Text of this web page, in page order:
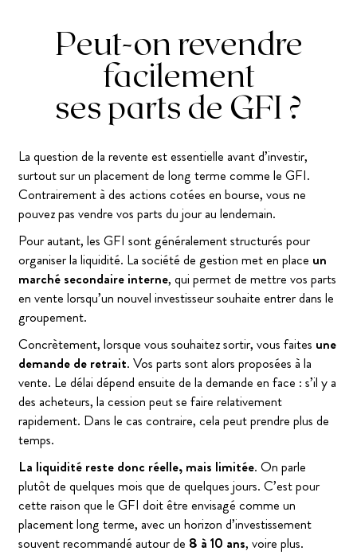
Peut-on revendre
facilement
ses parts de GFI ?
La question de la revente est essentielle avant d’investir,
surtout sur un placement de long terme comme le GFI.
Contrairement à des actions cotées en bourse, vous ne
pouvez pas vendre vos parts du jour au lendemain.
Pour autant, les GFI sont généralement structurés pour
organiser la liquidité. La société de gestion met en place un
marché secondaire interne, qui permet de mettre vos parts
en vente lorsqu’un nouvel investisseur souhaite entrer dans le
groupement.
Concrètement, lorsque vous souhaitez sortir, vous faites une
demande de retrait. Vos parts sont alors proposées à la
vente. Le délai dépend ensuite de la demande en face : s’il y a
des acheteurs, la cession peut se faire relativement
rapidement. Dans le cas contraire, cela peut prendre plus de
temps.
La liquidité reste donc réelle, mais limitée. On parle
plutôt de quelques mois que de quelques jours. C’est pour
cette raison que le GFI doit être envisagé comme un
placement long terme, avec un horizon d’investissement
souvent recommandé autour de 8 à 10 ans, voire plus.